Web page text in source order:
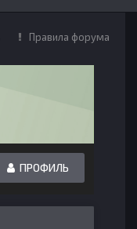
Правила форума
ПРОФИЛЬ